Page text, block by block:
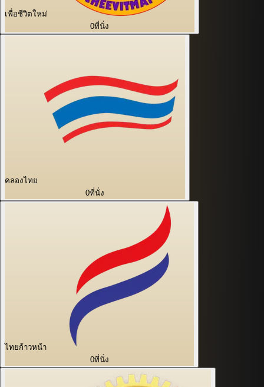
เพื่อชีวิตใหม่
0ที่นั่ง
คลองไทย
0ที่นั่ง
ไทยก้าวหน้า
0ที่นั่ง